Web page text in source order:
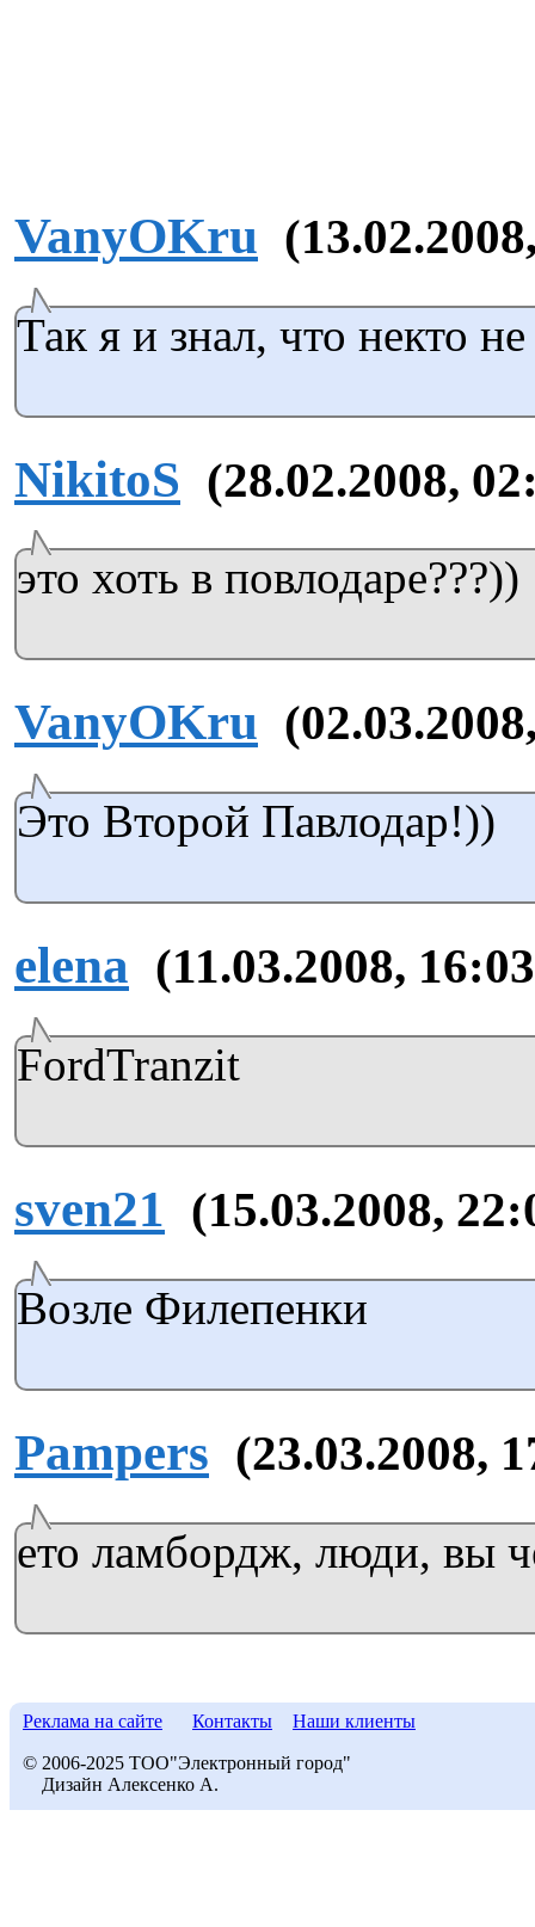
VanyOKru
Так я и знал, что некто
NikitoS (28.02.2008,
это хоть в повлодаре???))
VanyOKru
Это Второй Павлодар!))
elena (11.03.2008,
FordTranzit
sven21 (15.03.2008,
Возле Филепенки
Pampers (23.03.2008,
ето ламбордж, люди, вы
Реклама на сайте Контакты Наши клиенты
© 2006-2025 ТОО"Электронный город"
Дизайн Алексенко А.